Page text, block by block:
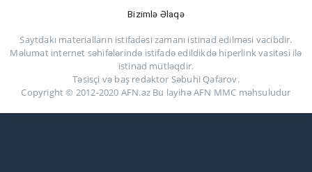
Bizimlə Əlaqə
Saytdakı materialların istifadəsi zamanı istinad edilməsi vacibdir.
Məlumat internet səhifələrində istifadə edildikdə hiperlink vasitəsi ilə
istinad mütləqdir.
Təsisçi və baş redaktor Səbuhi Qafarov.
Copyright © 2012-2020 AFN.az Bu layihə AFN MMC məhsuludur